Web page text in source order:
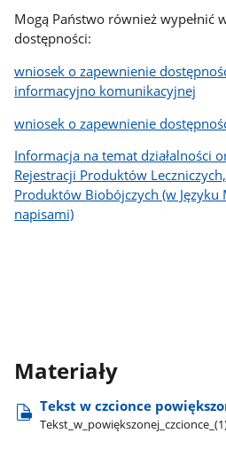
Mogą Państwo również wypełnić
dostępności:
wniosek o zapewnienie
informacyjno komunikacyjnej
wniosek o zapewnienie
Informacja na temat działalności
Rejestracji Produktów
Produktów Biobójczych (w Języku
napisami)
Materiały
Tekst w czcionce